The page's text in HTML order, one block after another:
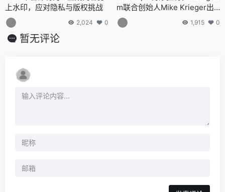
上水印，应对隐私与版权挑战
2,024 0
m联合创始人Mike Krieger出
任首席产品官，推动企业生成
式AI服务发展
1,915 0
暂无评论